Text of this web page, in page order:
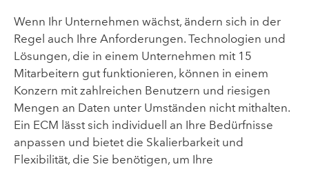
Wenn Ihr Unternehmen wächst, ändern sich in der
Regel auch Ihre Anforderungen. Technologien und
Lösungen, die in einem Unternehmen mit 15
Mitarbeitern gut funktionieren, können in einem
Konzern mit zahlreichen Benutzern und riesigen
Mengen an Daten unter Umständen nicht mithalten.
Ein ECM lässt sich individuell an Ihre Bedürfnisse
anpassen und bietet die Skalierbarkeit und
Flexibilität, die Sie benötigen, um Ihre